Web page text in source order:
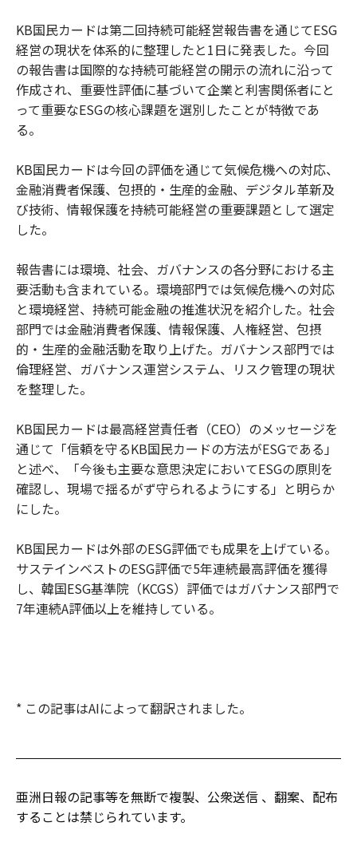
KB国民カードは第二回持続可能経営報告書を通じてESG
経営の現状を体系的に整理したと1日に発表した。今回
の報告書は国際的な持続可能経営の開示の流れに沿って
作成され、重要性評価に基づいて企業と利害関係者にと
って重要なESGの核心課題を選別したことが特徴であ
る。
KB国民カードは今回の評価を通じて気候危機への対応、
金融消費者保護、包摂的・生産的金融、デジタル革新及
び技術、情報保護を持続可能経営の重要課題として選定
した。
報告書には環境、社会、ガバナンスの各分野における主
要活動も含まれている。環境部門では気候危機への対応
と環境経営、持続可能金融の推進状況を紹介した。社会
部門では金融消費者保護、情報保護、人権経営、包摂
的・生産的金融活動を取り上げた。ガバナンス部門では
倫理経営、ガバナンス運営システム、リスク管理の現状
を整理した。
KB国民カードは最高経営責任者（CEO）のメッセージを
通じて「信頼を守るKB国民カードの方法がESGである」
と述べ、「今後も主要な意思決定においてESGの原則を
確認し、現場で揺るがず守られるようにする」と明らか
にした。
KB国民カードは外部のESG評価でも成果を上げている。
サステインベストのESG評価で5年連続最高評価を獲得
し、韓国ESG基準院（KCGS）評価ではガバナンス部門で
7年連続A評価以上を維持している。
* この記事はAIによって翻訳されました。
亜洲日報の記事等を無断で複製、公衆送信 、翻案、配布
することは禁じられています。